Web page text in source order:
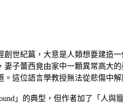
紀篇，大意是人類想要建造一
子蕾西竟由家中一顆異常高大
這位語言學教授無法從悲傷中
」的典型，但作者加了「人與